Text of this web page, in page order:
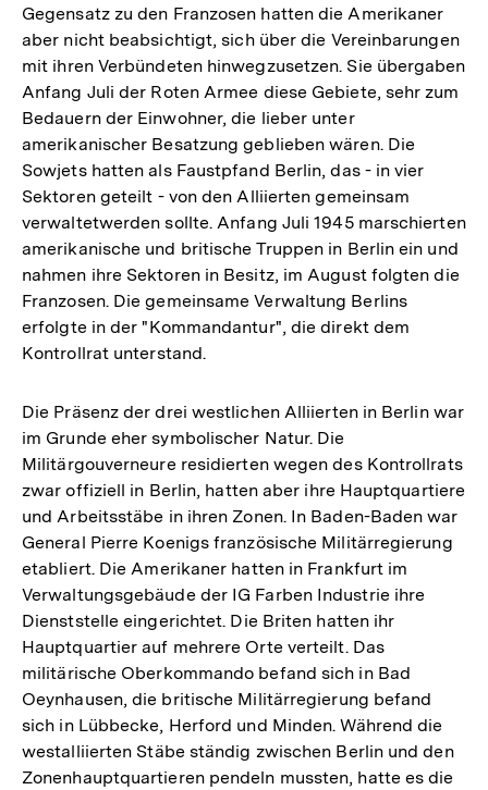
Gegensatz zu den Franzosen hatten die Amerikaner
aber nicht beabsichtigt, sich über die Vereinbarungen
mit ihren Verbündeten hinwegzusetzen. Sie übergaben
Anfang Juli der Roten Armee diese Gebiete, sehr zum
Bedauern der Einwohner, die lieber unter
amerikanischer Besatzung geblieben wären. Die
Sowjets hatten als Faustpfand Berlin, das - in vier
Sektoren geteilt - von den Alliierten gemeinsam
verwaltetwerden sollte. Anfang Juli 1945 marschierten
amerikanische und britische Truppen in Berlin ein und
nahmen ihre Sektoren in Besitz, im August folgten die
Franzosen. Die gemeinsame Verwaltung Berlins
erfolgte in der "Kommandantur", die direkt dem
Kontrollrat unterstand.
Die Präsenz der drei westlichen Alliierten in Berlin war
im Grunde eher symbolischer Natur. Die
Militärgouverneure residierten wegen des Kontrollrats
zwar offiziell in Berlin, hatten aber ihre Hauptquartiere
und Arbeitsstäbe in ihren Zonen. In Baden-Baden war
General Pierre Koenigs französische Militärregierung
etabliert. Die Amerikaner hatten in Frankfurt im
Verwaltungsgebäude der IG Farben Industrie ihre
Dienststelle eingerichtet. Die Briten hatten ihr
Hauptquartier auf mehrere Orte verteilt. Das
militärische Oberkommando befand sich in Bad
Oeynhausen, die britische Militärregierung befand
sich in Lübbecke, Herford und Minden. Während die
westalliierten Stäbe ständig zwischen Berlin und den
Zonenhauptquartieren pendeln mussten, hatte es die